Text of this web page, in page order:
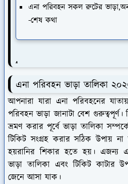
এনা পরিবহন সকল রুটের
-শেষ কথা
.
এনা পরিবহন ভাড়া তালিকা
আপনারা যারা এনা পরিবহনের
পরিবহন ভাড়া জানাটা বেশ
ভ্রমণ করার পূর্বে ভাড়া তালিকা
টিকিট সংগ্রহ করার সঠিক উপায়
হয়রানির শিকার হতে হয়। এজন্য
ভাড়া তালিকা এবং টিকিট কাটার
জেনে আসা যাক।